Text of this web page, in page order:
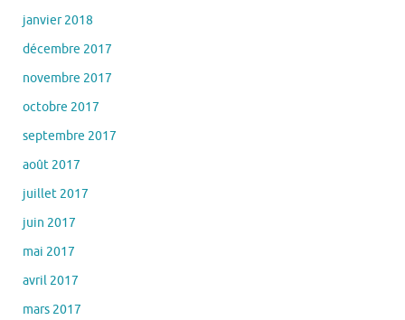
janvier 2018
décembre 2017
novembre 2017
octobre 2017
septembre 2017
août 2017
juillet 2017
juin 2017
mai 2017
avril 2017
mars 2017